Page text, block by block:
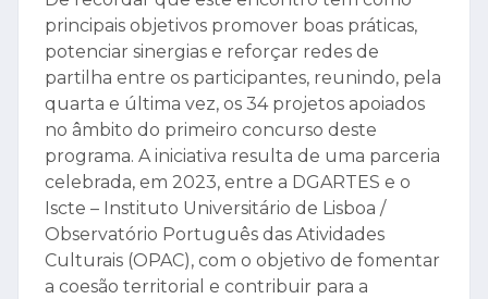
principais objetivos promover boas práticas,
potenciar sinergias e reforçar redes de
partilha entre os participantes, reunindo, pela
quarta e última vez, os 34 projetos apoiados
no âmbito do primeiro concurso deste
programa. A iniciativa resulta de uma parceria
celebrada, em 2023, entre a DGARTES e o
Iscte – Instituto Universitário de Lisboa /
Observatório Português das Atividades
Culturais (OPAC), com o objetivo de fomentar
a coesão territorial e contribuir para a